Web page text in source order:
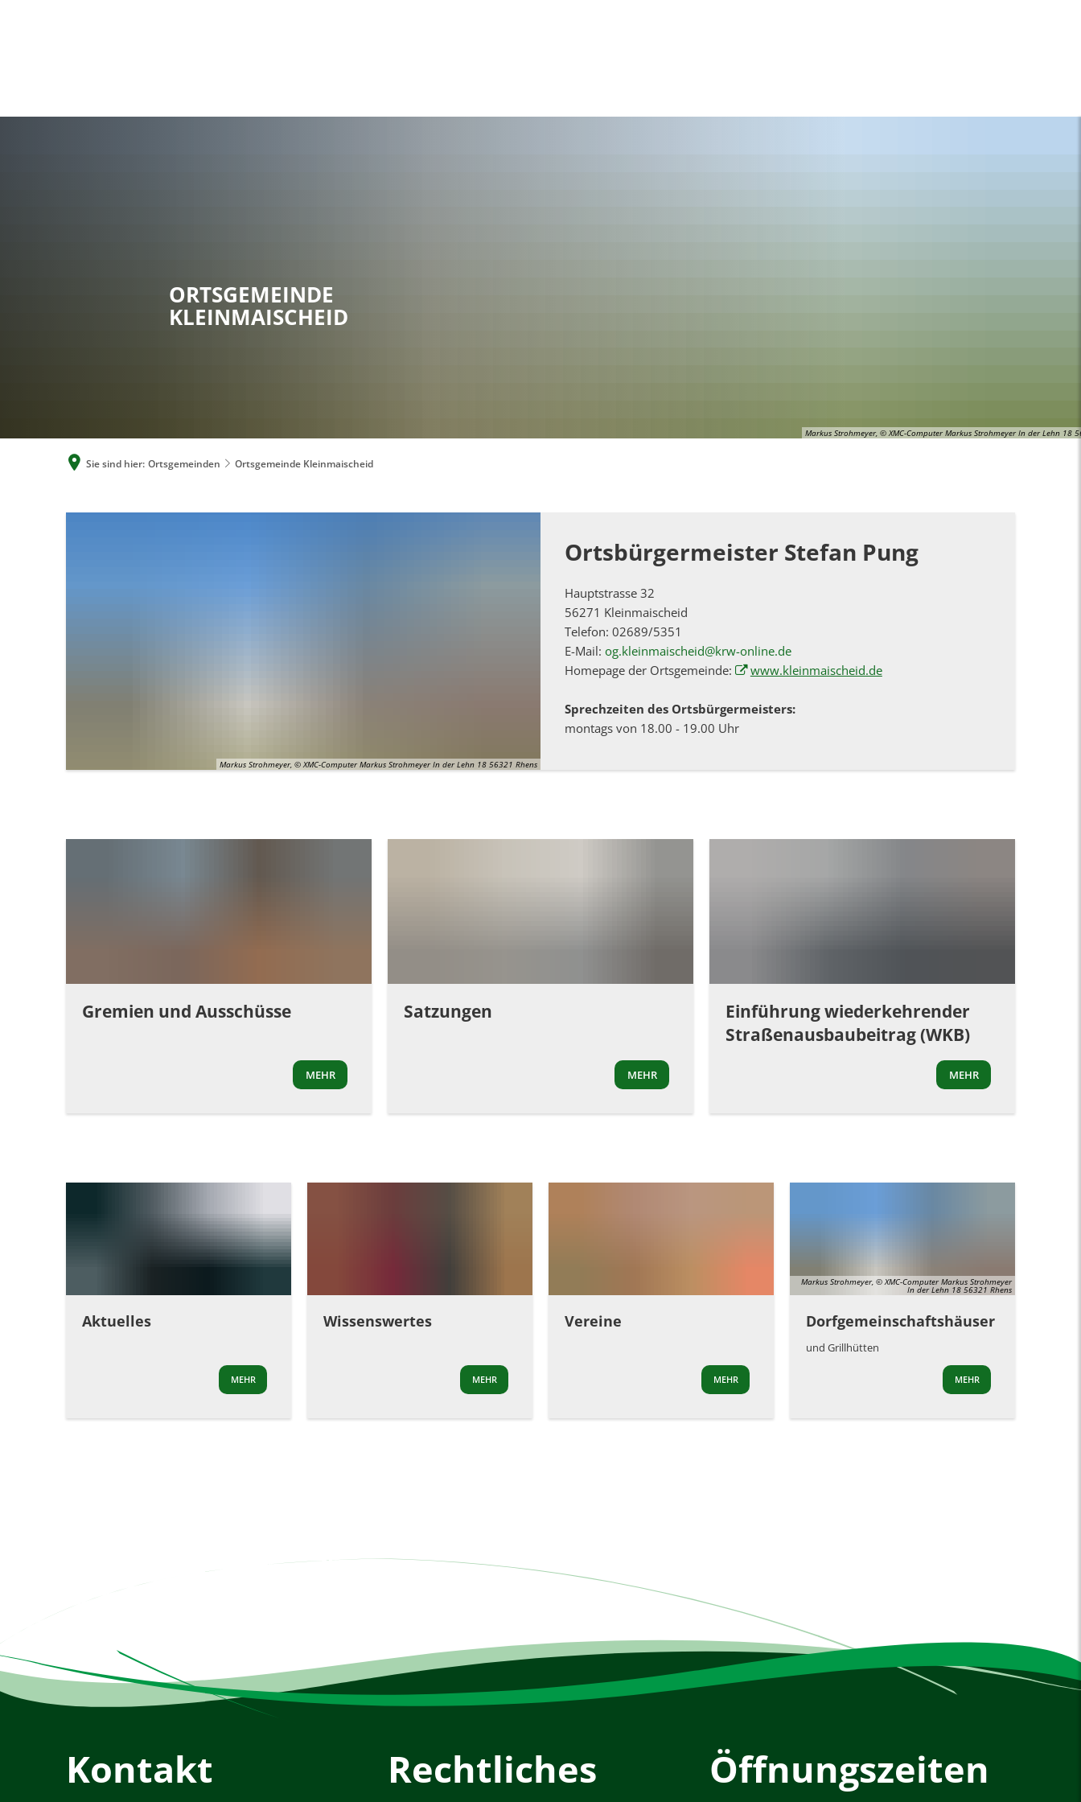
Markus Strohmeyer, © XMC-Computer Markus Strohmeyer In der Lehn 18
ORTSGEMEINDE
KLEINMAISCHEID
Sie sind hier: Ortsgemeinden Ortsgemeinde Kleinmaischeid
Markus Strohmeyer, © XMC-Computer Markus Strohmeyer In der Lehn 18 56321 Rhens
Ortsbürgermeister Stefan Pung
Hauptstrasse 32
56271 Kleinmaischeid
Telefon: 02689/5351
E-Mail: og.kleinmaischeid@krw-online.de
Homepage der Ortsgemeinde:
www.kleinmaischeid.de
Sprechzeiten des Ortsbürgermeisters:
montags von 18.00 - 19.00 Uhr
Gremien und Ausschüsse
MEHR
Satzungen
MEHR
Einführung wiederkehrender
Straßenausbaubeitrag (WKB)
MEHR
Aktuelles
MEHR
Wissenswertes
MEHR
Vereine
MEHR
Markus Strohmeyer, © XMC-Computer Markus Strohmeyer
In der Lehn 18 56321 Rhens
Dorfgemeinschaftshäuser
und Grillhütten
MEHR
Kontakt Rechtliches Öffnungszeiten